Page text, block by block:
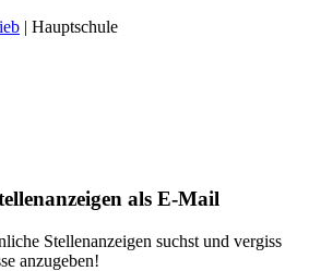
| Hauptschule
als E-Mail
Stellenanzeigen suchst und vergiss
anzugeben!